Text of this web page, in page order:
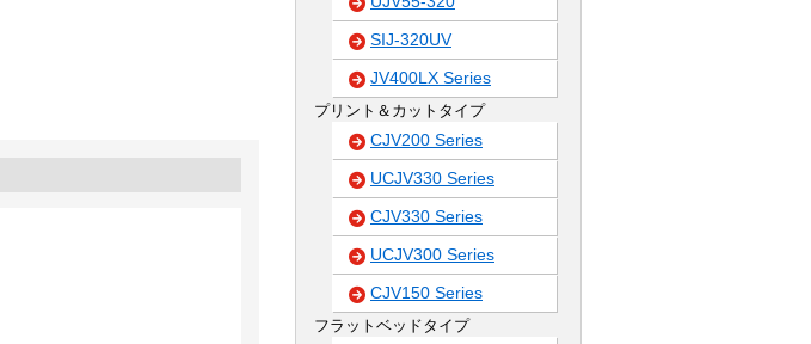
SIJ-320UV
JV400LX Series
プリント＆カットタイプ
CJV200 Series
UCJV330 Series
CJV330 Series
UCJV300 Series
CJV150 Series
フラットベッドタイプ